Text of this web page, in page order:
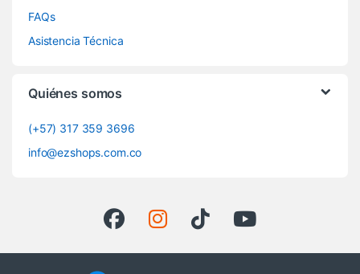
FAQs
Asistencia Técnica
Quiénes somos
(+57) 317 359 3696
info@ezshops.com.co